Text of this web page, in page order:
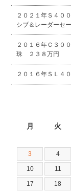
２０２１年Ｓ４０
シブ＆レーダーセ
２０１６年Ｃ３０
珠 ２３８万円
２０１６年ＳＬ４
月 火
3 4
10 11
17 18